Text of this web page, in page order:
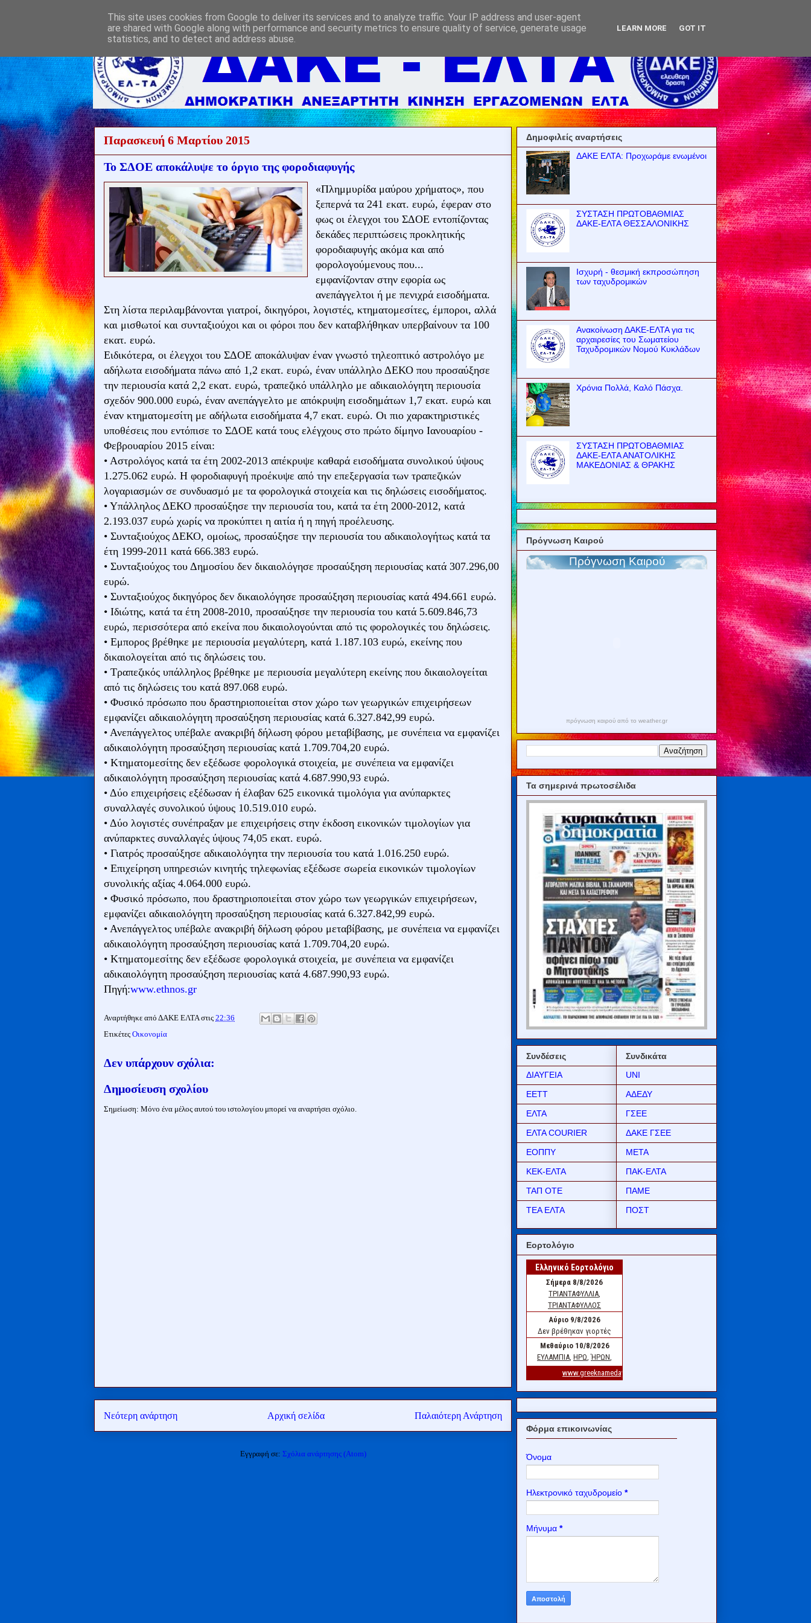
Παρασκευή 6 Μαρτίου 2015
Το ΣΔΟΕ αποκάλυψε το όργιο της φοροδιαφυγής
«Πλημμυρίδα μαύρου χρήματος», που
ξεπερνά τα 241 εκατ. ευρώ, έφεραν στο
φως οι έλεγχοι του ΣΔΟΕ εντοπίζοντας
δεκάδες περιπτώσεις προκλητικής
φοροδιαφυγής ακόμα και από
φορολογούμενους που...
εμφανίζονταν στην εφορία ως
ανεπάγγελτοι ή με πενιχρά εισοδήματα.
Στη λίστα περιλαμβάνονται γιατροί, δικηγόροι, λογιστές, κτηματομεσίτες, έμποροι, αλλά
και μισθωτοί και συνταξιούχοι και οι φόροι που δεν καταβλήθηκαν υπερβαίνουν τα 100
εκατ. ευρώ.
Ειδικότερα, οι έλεγχοι του ΣΔΟΕ αποκάλυψαν έναν γνωστό τηλεοπτικό αστρολόγο με
αδήλωτα εισοδήματα πάνω από 1,2 εκατ. ευρώ, έναν υπάλληλο ΔΕΚΟ που προσαύξησε
την περιουσία κατά 2,2 εκατ. ευρώ, τραπεζικό υπάλληλο με αδικαιολόγητη περιουσία
σχεδόν 900.000 ευρώ, έναν ανεπάγγελτο με απόκρυψη εισοδημάτων 1,7 εκατ. ευρώ και
έναν κτηματομεσίτη με αδήλωτα εισοδήματα 4,7 εκατ. ευρώ. Οι πιο χαρακτηριστικές
υποθέσεις που εντόπισε το ΣΔΟΕ κατά τους ελέγχους στο πρώτο δίμηνο Ιανουαρίου -
Φεβρουαρίου 2015 είναι:
• Αστρολόγος κατά τα έτη 2002-2013 απέκρυψε καθαρά εισοδήματα συνολικού ύψους
1.275.062 ευρώ. Η φοροδιαφυγή προέκυψε από την επεξεργασία των τραπεζικών
λογαριασμών σε συνδυασμό με τα φορολογικά στοιχεία και τις δηλώσεις εισοδήματος.
• Υπάλληλος ΔΕΚΟ προσαύξησε την περιουσία του, κατά τα έτη 2000-2012, κατά
2.193.037 ευρώ χωρίς να προκύπτει η αιτία ή η πηγή προέλευσης.
• Συνταξιούχος ΔΕΚΟ, ομοίως, προσαύξησε την περιουσία του αδικαιολογήτως κατά τα
έτη 1999-2011 κατά 666.383 ευρώ.
• Συνταξιούχος του Δημοσίου δεν δικαιολόγησε προσαύξηση περιουσίας κατά 307.296,00
ευρώ.
• Συνταξιούχος δικηγόρος δεν δικαιολόγησε προσαύξηση περιουσίας κατά 494.661 ευρώ.
• Ιδιώτης, κατά τα έτη 2008-2010, προσαύξησε την περιουσία του κατά 5.609.846,73
ευρώ, περισσότερα από εκείνα που δικαιολογούνται από τις φορολογικές του δηλώσεις.
• Εμπορος βρέθηκε με περιουσία μεγαλύτερη, κατά 1.187.103 ευρώ, εκείνης που
δικαιολογείται από τις δηλώσεις του.
• Τραπεζικός υπάλληλος βρέθηκε με περιουσία μεγαλύτερη εκείνης που δικαιολογείται
από τις δηλώσεις του κατά 897.068 ευρώ.
• Φυσικό πρόσωπο που δραστηριοποιείται στον χώρο των γεωργικών επιχειρήσεων
εμφανίζει αδικαιολόγητη προσαύξηση περιουσίας κατά 6.327.842,99 ευρώ.
• Ανεπάγγελτος υπέβαλε ανακριβή δήλωση φόρου μεταβίβασης, με συνέπεια να εμφανίζει
αδικαιολόγητη προσαύξηση περιουσίας κατά 1.709.704,20 ευρώ.
• Κτηματομεσίτης δεν εξέδωσε φορολογικά στοιχεία, με συνέπεια να εμφανίζει
αδικαιολόγητη προσαύξηση περιουσίας κατά 4.687.990,93 ευρώ.
• Δύο επιχειρήσεις εξέδωσαν ή έλαβαν 625 εικονικά τιμολόγια για ανύπαρκτες
συναλλαγές συνολικού ύψους 10.519.010 ευρώ.
• Δύο λογιστές συνέπραξαν με επιχειρήσεις στην έκδοση εικονικών τιμολογίων για
ανύπαρκτες συναλλαγές ύψους 74,05 εκατ. ευρώ.
• Γιατρός προσαύξησε αδικαιολόγητα την περιουσία του κατά 1.016.250 ευρώ.
• Επιχείρηση υπηρεσιών κινητής τηλεφωνίας εξέδωσε σωρεία εικονικών τιμολογίων
συνολικής αξίας 4.064.000 ευρώ.
• Φυσικό πρόσωπο, που δραστηριοποιείται στον χώρο των γεωργικών επιχειρήσεων,
εμφανίζει αδικαιολόγητη προσαύξηση περιουσίας κατά 6.327.842,99 ευρώ.
• Ανεπάγγελτος υπέβαλε ανακριβή δήλωση φόρου μεταβίβασης, με συνέπεια να εμφανίζει
αδικαιολόγητη προσαύξηση περιουσίας κατά 1.709.704,20 ευρώ.
• Κτηματομεσίτης δεν εξέδωσε φορολογικά στοιχεία, με συνέπεια να εμφανίζει
αδικαιολόγητη προσαύξηση περιουσίας κατά 4.687.990,93 ευρώ.
Πηγή:www.ethnos.gr
Αναρτήθηκε από ΔΑΚΕ ΕΛΤΑ στις 22:36
Ετικέτες Οικονομία
Δεν υπάρχουν σχόλια:
Δημοσίευση σχολίου
Σημείωση: Μόνο ένα μέλος αυτού του ιστολογίου μπορεί να αναρτήσει σχόλιο.
Νεότερη ανάρτηση Παλαιότερη Ανάρτηση
Αρχική σελίδα
Εγγραφή σε: Σχόλια ανάρτησης (Atom)
Δημοφιλείς αναρτήσεις
ΔΑΚΕ ΕΛΤΑ: Προχωράμε ενωμένοι
ΣΥΣΤΑΣΗ ΠΡΩΤΟΒΑΘΜΙΑΣ
ΔΑΚΕ-ΕΛΤΑ ΘΕΣΣΑΛΟΝΙΚΗΣ
Ισχυρή - θεσμική εκπροσώπηση
των ταχυδρομικών
Ανακοίνωση ΔΑΚΕ-ΕΛΤΑ για τις
αρχαιρεσίες του Σωματείου
Ταχυδρομικών Νομού Κυκλάδων
Χρόνια Πολλά, Καλό Πάσχα.
ΣΥΣΤΑΣΗ ΠΡΩΤΟΒΑΘΜΙΑΣ
ΔΑΚΕ-ΕΛΤΑ ΑΝΑΤΟΛΙΚΗΣ
ΜΑΚΕΔΟΝΙΑΣ & ΘΡΑΚΗΣ
Πρόγνωση Καιρού
πρόγνωση καιρού από το weather.gr
Τα σημερινά πρωτοσέλιδα
Συνδέσεις
ΔΙΑΥΓΕΙΑ
ΕΕΤΤ
ΕΛΤΑ
ΕΛΤΑ COURIER
ΕΟΠΠΥ
ΚΕΚ-ΕΛΤΑ
ΤΑΠ ΟΤΕ
ΤΕΑ ΕΛΤΑ
Συνδικάτα
UNI
ΑΔΕΔΥ
ΓΣΕΕ
ΔΑΚΕ ΓΣΕΕ
ΜΕΤΑ
ΠΑΚ-ΕΛΤΑ
ΠΑΜΕ
ΠΟΣΤ
Εορτολόγιο
Φόρμα επικοινωνίας
Όνομα
Ηλεκτρονικό ταχυδρομείο *
Μήνυμα *
This site uses cookies from Google to deliver its services and to analyze traffic. Your IP address and user-agent
are shared with Google along with performance and security metrics to ensure quality of service, generate usage
statistics, and to detect and address abuse.
LEARN MORE GOT IT